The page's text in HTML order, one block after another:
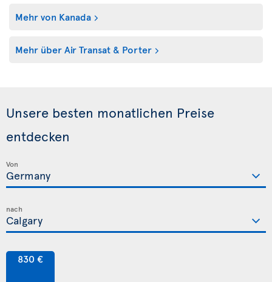
Mehr von Kanada
Mehr über Air Transat & Porter
Unsere besten monatlichen Preise
entdecken
Von
nach
830 €